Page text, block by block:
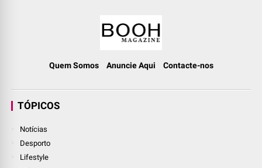
Quem Somos Anuncie Aqui Contacte-nos
TÓPICOS
Notícias
Desporto
Lifestyle